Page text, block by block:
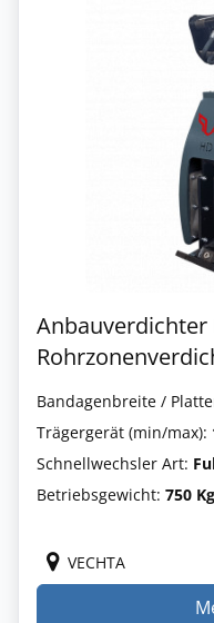
Anbauverdichter
Bandagenbreite /
Trägergerät (min/max):
Schnellwechsler Art:
Betriebsgewicht: 750 Kg
VECHTA